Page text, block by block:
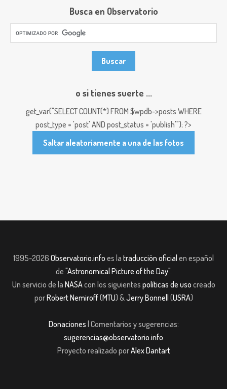
Busca en Observatorio
o si tienes suerte ...
get_var("SELECT COUNT(*) FROM $wpdb->posts WHERE
post_type = 'post' AND post_status = 'publish'"); ?>
Saltar aleatoriamente a una de las fotos
1995-2026 Observatorio.info es la traducción oficial en español
de "Astronomical Picture of the Day".
Un servicio de la NASAcon los siguientes políticas de uso creado
porRobert Nemiroff(MTU) &Jerry Bonnell (USRA)
Donaciones | Comentarios y sugerencias:
sugerencias@observatorio.info
Proyecto realizado porAlex Dantart